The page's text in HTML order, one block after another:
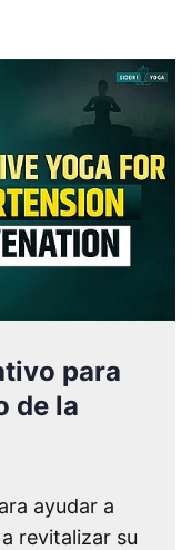
para
de la
ayudar a
revitalizar su